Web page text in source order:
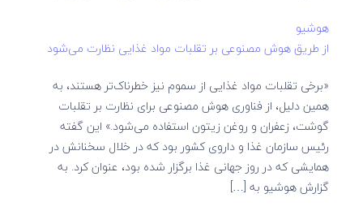
هوشیو
از طریق هوش ‌مصنوعی بر تقلبات مواد غذایی نظارت می‌شود
«برخی تقلبات مواد غذایی از سموم نیز خطرناک‌تر هستند، به
همین دلیل، از فناوری هوش ‌مصنوعی برای نظارت بر تقلبات
گوشت، زعفران و روغن زیتون استفاده می‌شود.» این گفته
رئیس سازمان غذا و داروی کشور بود که در خلال سخنانش در
همایشی که در روز جهانی غذا برگزار شده بود، عنوان کرد. به
گزارش هوشیو به […]